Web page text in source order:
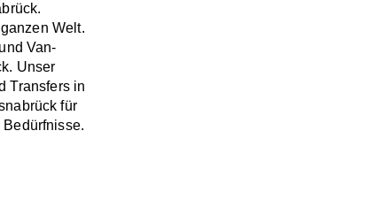
Welt.
Van-
Unser
Transfers in
für